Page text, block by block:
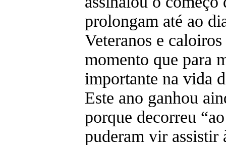
prolongam até ao
Veteranos e
momento que para
importante na vida
Este ano ganhou
porque decorreu
puderam vir assistir